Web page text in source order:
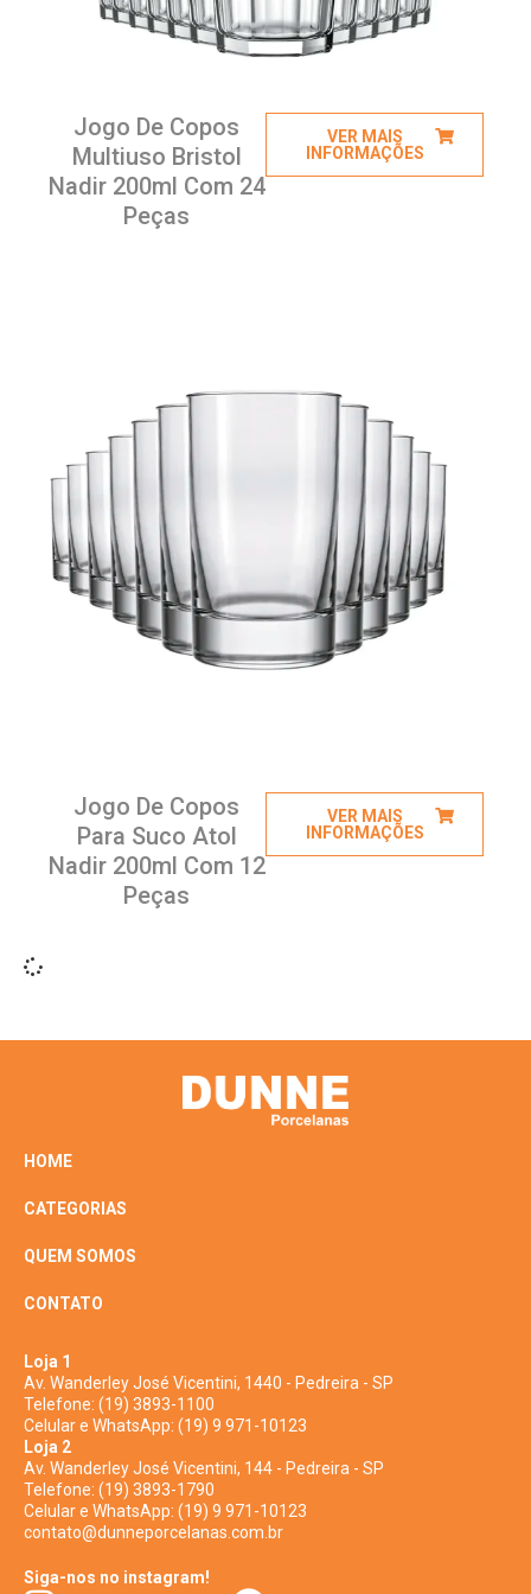
Jogo De Copos
Multiuso Bristol
Nadir 200ml Com 24
Peças
VER MAIS
INFORMAÇÕES
Jogo De Copos
Para Suco Atol
Nadir 200ml Com 12
Peças
VER MAIS
INFORMAÇÕES
HOME
CATEGORIAS
QUEM SOMOS
CONTATO
Loja 1
Av. Wanderley José Vicentini, 1440 - Pedreira - SP
Telefone: (19) 3893-1100
Celular e WhatsApp: (19) 9 971-10123
Loja 2
Av. Wanderley José Vicentini, 144 - Pedreira - SP
Telefone: (19) 3893-1790
Celular e WhatsApp: (19) 9 971-10123
contato@dunneporcelanas.com.br
Siga-nos no instagram!